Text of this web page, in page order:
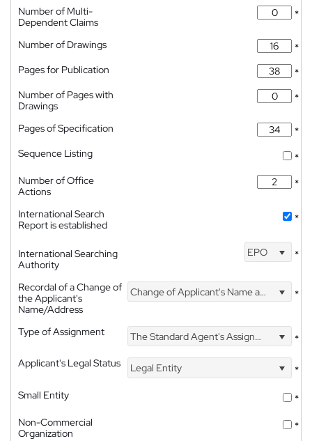
Number of Multi-
Dependent Claims
*
Number of Drawings
*
Pages for Publication
*
Number of Pages with
Drawings
*
Pages of Specification
*
Sequence Listing
*
Number of Office
Actions
*
International Search
Report is established
*
International Searching
Authority
EPO *
Recordal of a Change of
the Applicant's
Name/Address
Change of Applicant's Name and Address *
Type of Assignment The Standard Agent's Assignment
*
Applicant's Legal Status
Legal Entity
*
Small Entity
*
Non-Commercial
Organization
*